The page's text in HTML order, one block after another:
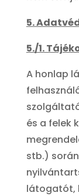
5.
5./1.
A honlap
és a felek
stb.)
látogatót,